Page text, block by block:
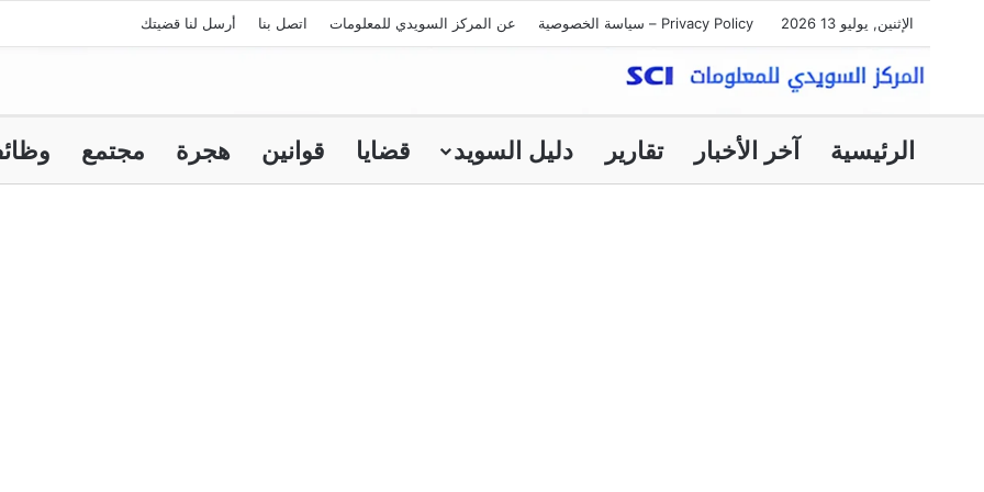
الإثنين, يوليو 13 2026 Privacy Policy – سياسة الخصوصية عن المركز السويدي للمعلومات اتصل بنا أرسل لنا قضيتك
الرئيسية آخر الأخبار تقارير دليل السويد قضايا قوانين هجرة مجتمع